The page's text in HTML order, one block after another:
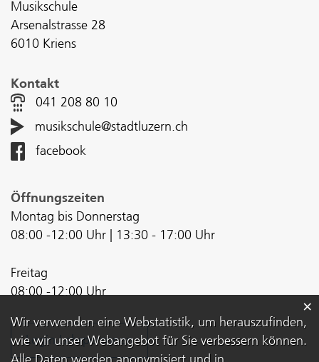
Musikschule
Arsenalstrasse 28
6010 Kriens
Kontakt
041 208 80 10
musikschule@stadtluzern.ch
facebook
Öffnungszeiten
Montag bis Donnerstag
08:00 -12:00 Uhr | 13:30 - 17:00 Uhr
Freitag
08:00 -12:00 Uhr
Login Lehrpersonen
Webstatistik
Wir verwenden eine Webstatistik, um herauszufinden,
wie wir unser Webangebot für Sie verbessern können.
×